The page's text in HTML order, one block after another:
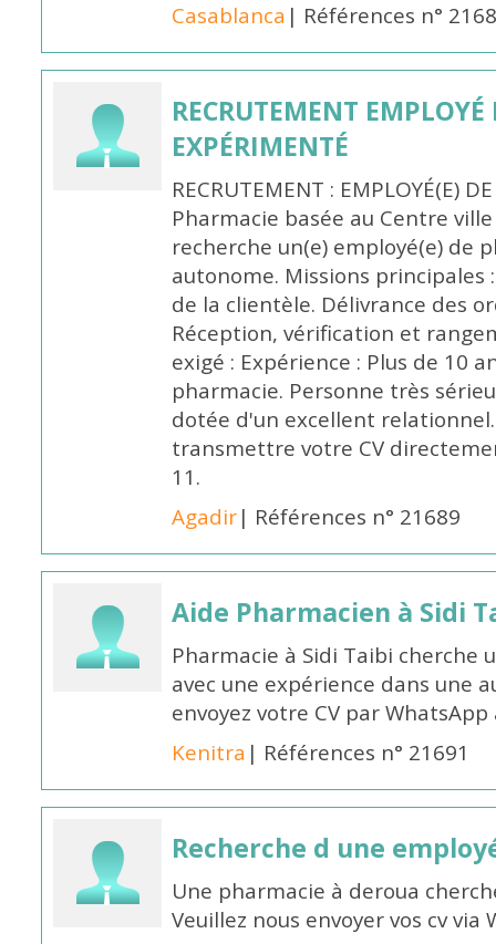
Casablanca | Références n°
RECRUTEMENT
EXPÉRIMENTÉ
RECRUTEMENT : EMPLOYÉ(E)
Pharmacie basée au Centre ville
recherche un(e) employé(e) de
autonome. Missions principales
de la clientèle. Délivrance des
Réception, vérification et
exigé : Expérience : Plus de 10
pharmacie. Personne très
dotée d'un excellent
transmettre votre CV
11.
Agadir| Références n° 21689
Aide Pharmacien à Sidi
Pharmacie à Sidi Taibi cherche
avec une expérience dans une
envoyez votre CV par
Kenitra | Références n° 21691
Recherche d une
Une pharmacie à deroua
Veuillez nous envoyer vos cv via